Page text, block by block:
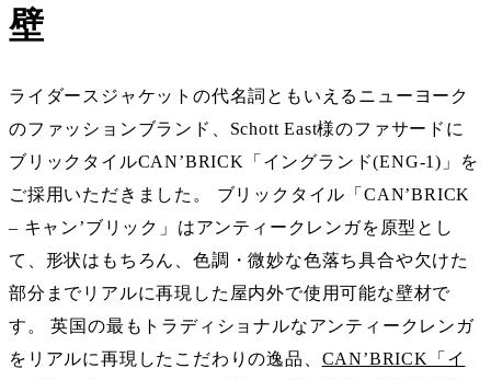
壁
ライダースジャケットの代名詞ともいえるニューヨーク
のファッションブランド、Schott East様のファサードに
ブリックタイルCAN’BRICK「イングランド(ENG-1)」を
ご採用いただきました。 ブリックタイル「CAN’BRICK
– キャン’ブリック」はアンティークレンガを原型とし
て、形状はもちろん、色調・微妙な色落ち具合や欠けた
部分までリアルに再現した屋内外で使用可能な壁材で
す。 英国の最もトラディショナルなアンティークレンガ
をリアルに再現したこだわりの逸品、 CAN’BRICK「イ